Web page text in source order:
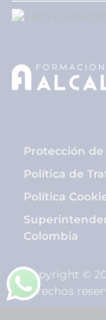
Protección
Política de
Política
Colombia
Copyright ©
derechos